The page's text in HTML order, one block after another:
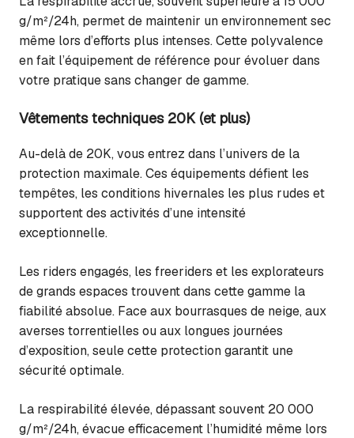
g/m²/24h, permet de maintenir un environnement sec
même lors d’efforts plus intenses. Cette polyvalence
en fait l’équipement de référence pour évoluer dans
votre pratique sans changer de gamme.
Vêtements techniques 20K (et plus)
Au-delà de 20K, vous entrez dans l’univers de la
protection maximale. Ces équipements défient les
tempêtes, les conditions hivernales les plus rudes et
supportent des activités d’une intensité
exceptionnelle.
Les riders engagés, les freeriders et les explorateurs
de grands espaces trouvent dans cette gamme la
fiabilité absolue. Face aux bourrasques de neige, aux
averses torrentielles ou aux longues journées
d’exposition, seule cette protection garantit une
sécurité optimale.
La respirabilité élevée, dépassant souvent 20 000
g/m²/24h, évacue efficacement l’humidité même lors